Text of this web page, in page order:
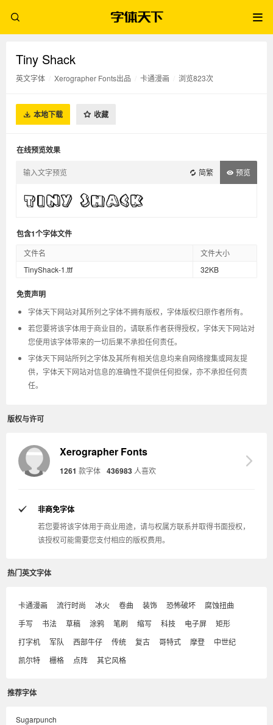
Tiny Shack
英文字体 Xerographer Fonts出品 卡通漫画 浏览823次
本地下载 收藏
在线预览效果
简繁 预览
包含1个字体文件
文件名
文件大小
TinyShack-1.ttf
32KB
免责声明
字体天下网站对其所列之字体不拥有版权，字体版权归原作者所有。
若您要将该字体用于商业目的，请联系作者获得授权，字体天下网站对
您使用该字体带来的一切后果不承担任何责任。
字体天下网站所列之字体及其所有相关信息均来自网络搜集或网友提
供，字体天下网站对信息的准确性不提供任何担保，亦不承担任何责
任。
版权与许可
Xerographer Fonts
1261 款字体 436983 人喜欢
非商免字体
若您要将该字体用于商业用途，请与权属方联系并取得书面授权，
该授权可能需要您支付相应的版权费用。
热门英文字体
卡通漫画 流行时尚 冰火 卷曲 装饰 恐怖破坏
腐蚀扭曲
手写
书法 草稿 涂鸦 笔刷 缩写 科技 电子屏
矩形
打字机
军队 西部牛仔 传统 复古 哥特式 摩登
中世纪
凯尔特
栅格 点阵 其它风格
推荐字体
Sugarpunch